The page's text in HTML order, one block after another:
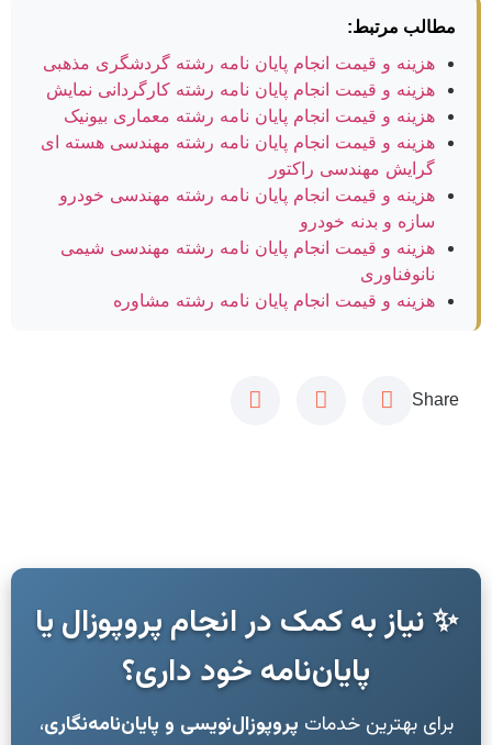
مطالب مرتبط:
هزینه و قیمت انجام پایان نامه رشته گردشگری مذهبی
هزینه و قیمت انجام پایان نامه رشته کارگردانی نمایش
هزینه و قیمت انجام پایان نامه رشته معماری بیونیک
هزینه و قیمت انجام پایان نامه رشته مهندسی هسته ای
گرایش مهندسی راکتور
هزینه و قیمت انجام پایان نامه رشته مهندسی خودرو
سازه و بدنه خودرو
هزینه و قیمت انجام پایان نامه رشته مهندسی شیمی
نانوفناوری
هزینه و قیمت انجام پایان نامه رشته مشاوره
Share
✨ نیاز به کمک در انجام پروپوزال یا
پایان‌نامه خود داری؟
برای بهترین خدمات پروپوزال‌نویسی و پایان‌نامه‌نگاری،